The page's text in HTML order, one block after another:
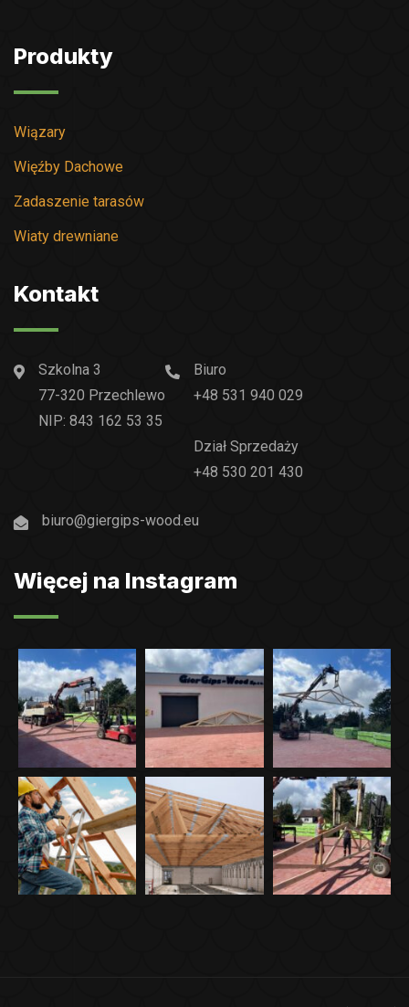
Produkty
Wiązary
Więźby Dachowe
Zadaszenie tarasów
Wiaty drewniane
Kontakt
Szkolna 3
77-320 Przechlewo
NIP: 843 162 53 35
Biuro
+48 531 940 029
Dział Sprzedaży
+48 530 201 430
biuro@giergips-wood.eu
Więcej na Instagram